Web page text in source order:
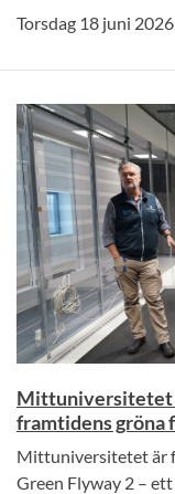
Torsdag 18 juni 2026
Mittuniversitetet
framtidens gröna
Mittuniversitetet är
Green Flyway 2 –